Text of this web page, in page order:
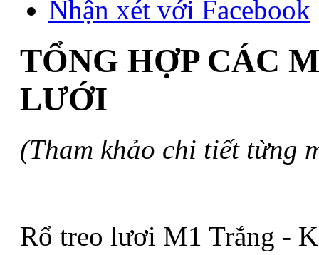
Nhận xét với Facebook
TỔNG HỢP CÁC
LƯỚI
(Tham khảo chi tiết từng
Rổ treo lươi M1 Trắng -